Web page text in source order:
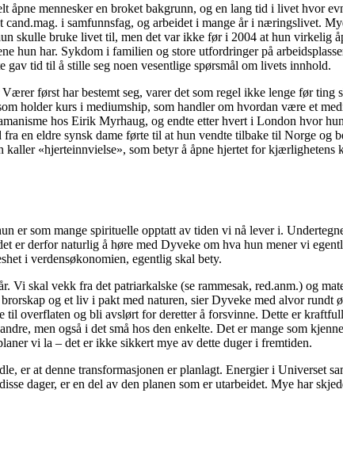
åpne mennesker en broket bakgrunn, og en lang tid i livet hvor
cand.mag. i samfunnsfag, og arbeidet i mange år i næringslivet.
skulle bruke livet til, men det var ikke før i 2004 at hun virkelig
hun har. Sykdom i familien og store utfordringer på
gav tid til å stille seg noen vesentlige spørsmål om livets innhold.
først har bestemt seg, varer det som regel ikke lenge før ting
holder kurs i mediumship, som handler om hvordan være et
hos Eirik Myrhaug, og endte etter hvert i London hvor
fra en eldre synsk dame førte til at hun vendte tilbake til Norge og
kaller «hjerteinnvielse», som betyr å åpne hjertet for kjærlighetens
er som mange spirituelle opptatt av tiden vi nå lever i.
er derfor naturlig å høre med Dyveke om hva hun mener vi
i verdensøkonomien, egentlig skal bety.
Vi skal vekk fra det patriarkalske (se rammesak, red.anm.) og
og et liv i pakt med naturen, sier Dyveke med alvor rundt
overflaten og bli avslørt for deretter å forsvinne. Dette er
men også i det små hos den enkelte. Det er mange som
vi la – det er ikke sikkert mye av dette duger i fremtiden.
er at denne transformasjonen er planlagt. Energier i Universet
dager, er en del av den planen som er utarbeidet. Mye har